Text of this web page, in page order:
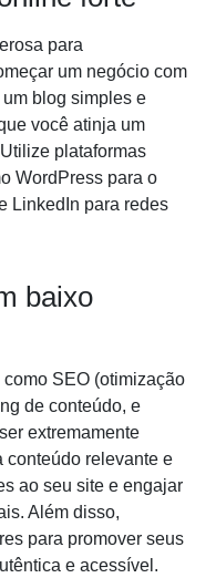
para
um negócio com
blog simples e
você atinja um
plataformas
WordPress para o
LinkedIn para redes
baixo
SEO (otimização
de conteúdo, e
extremamente
conteúdo relevante e
ao seu site e engajar
Além disso,
para promover seus
e acessível.